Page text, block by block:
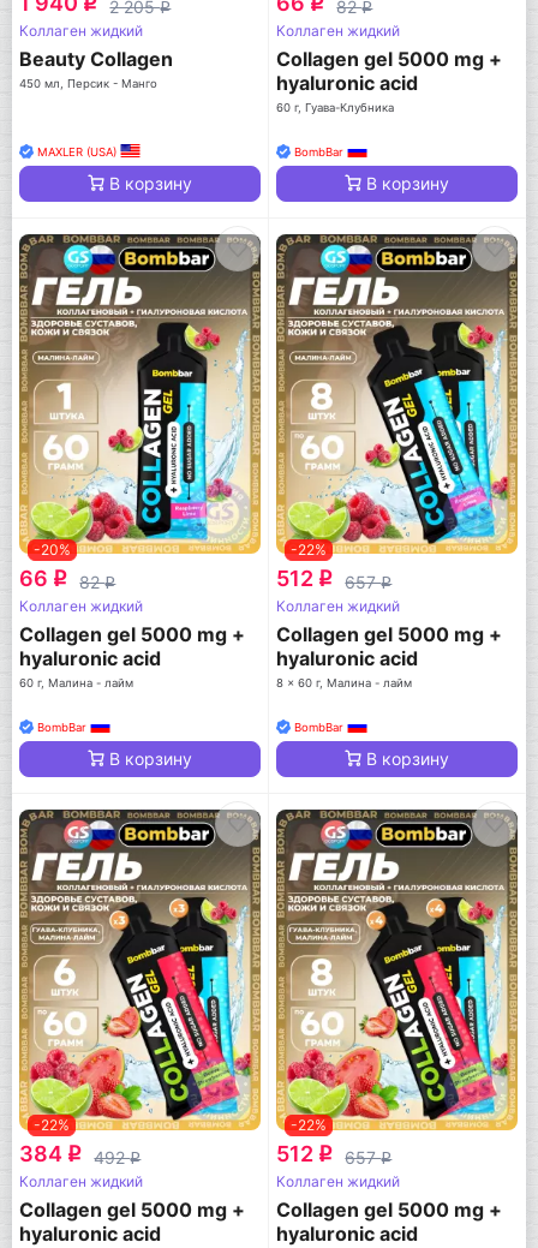
2 205q
Коллаген жидкий
Beauty Collagen
450 мл, Персик - Манго
MAXLER (USA)
В корзину
82q
Коллаген жидкий
Collagen gel 5000 mg +
hyaluronic acid
60 г, Гуава-Клубника
BombBar
В корзину
-20%
66 q 82q
Коллаген жидкий
Collagen gel 5000 mg +
hyaluronic acid
60 г, Малина - лайм
BombBar
В корзину
-22%
512 q 657q
Коллаген жидкий
Collagen gel 5000 mg +
hyaluronic acid
8 x 60 г, Малина - лайм
BombBar
В корзину
-22%
384 q 492q
Коллаген жидкий
Collagen gel 5000 mg +
hyaluronic acid
-22%
512 q 657q
Коллаген жидкий
Collagen gel 5000 mg +
hyaluronic acid